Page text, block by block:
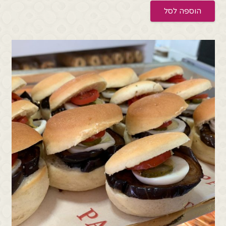
הוספה לסל